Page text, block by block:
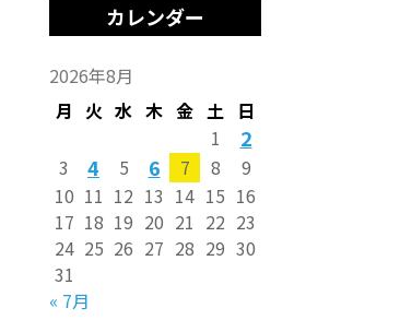
カレンダー
2026年8月
月 火 水 木 金 土 日
« 7月
1 2
3 4 5 6 7 8
9
10 11 12 13 14 15 16
17 18 19 20 21 22 23
24 25 26 27 28 29 30
31